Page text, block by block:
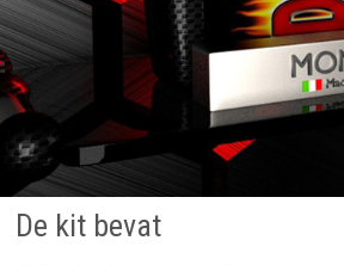
De kit bevat